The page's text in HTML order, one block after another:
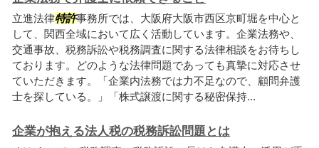
立進法律特許事務所では、大阪府大阪市西区京町堀を中心と
して、関西全域において広く活動しています。企業法務や、
交通事故、税務訴訟や税務調査に関する法律相談をお待ちし
ております。どのような法律問題であっても真摯に対応させ
ていただきます。「企業内法務では力不足なので、顧問弁護
士を探している。」「株式譲渡に関する秘密保持...
企業が抱える法人税の税務訴訟問題とは